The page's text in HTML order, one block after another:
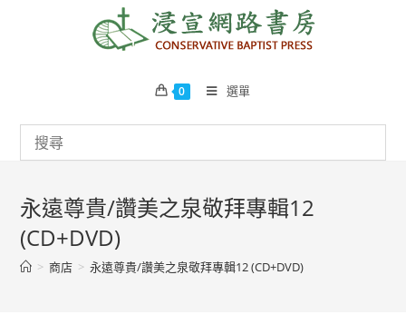
0 選單
永遠尊貴/讚美之泉敬拜專輯12
(CD+DVD)
> 商店 > 永遠尊貴/讚美之泉敬拜專輯12 (CD+DVD)